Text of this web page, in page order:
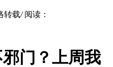
转载/ 阅读：
门？上周我